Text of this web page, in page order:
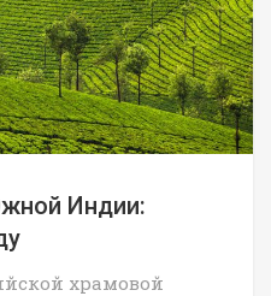
Индии:
храмовой